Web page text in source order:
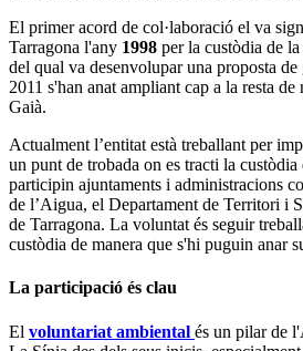
El primer acord de col·laboració el va
Tarragona l'any 1998 per la custòdia de
del qual va desenvolupar una proposta
2011 s'han anat ampliant cap a la resta
Gaià.
Actualment l’entitat està treballant per
un punt de trobada on es tracti la
participin ajuntaments i administracions
de l’Aigua, el Departament de Territori i
de Tarragona. La voluntat és seguir
custòdia de manera que s'hi puguin anar
La participació és clau
El voluntariat ambiental és un pilar de